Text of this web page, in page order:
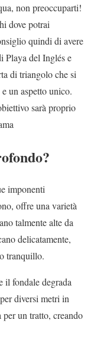
non preoccuparti!
dove potrai
quindi di avere
Playa del Inglés e
di triangolo che si
un aspetto unico.
sarà proprio
imponenti
offre una varietà
talmente alte da
delicatamente,
tranquillo.
il fondale degrada
diversi metri in
per un tratto, creando